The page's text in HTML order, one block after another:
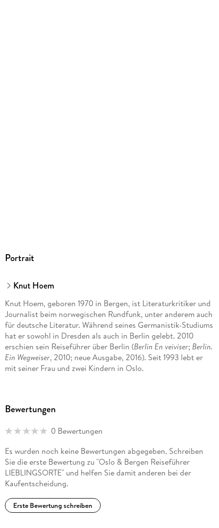
Portrait
Knut Hoem
Knut Hoem, geboren 1970 in Bergen, ist Literaturkritiker und
Journalist beim norwegischen Rundfunk, unter anderem auch
für deutsche Literatur. Während seines Germanistik-Studiums
hat er sowohl in Dresden als auch in Berlin gelebt. 2010
erschien sein Reiseführer über Berlin (Berlin En veiviser; Berlin.
Ein Wegweiser, 2010; neue Ausgabe, 2016). Seit 1993 lebt er
mit seiner Frau und zwei Kindern in Oslo.
Bewertungen
0 Bewertungen
Es wurden noch keine Bewertungen abgegeben. Schreiben
Sie die erste Bewertung zu "Oslo & Bergen Reiseführer
LIEBLINGSORTE" und helfen Sie damit anderen bei der
Kaufentscheidung.
Erste Bewertung schreiben